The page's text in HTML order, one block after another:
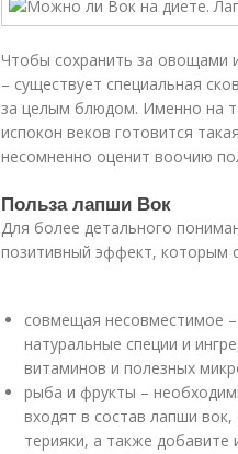
Чтобы сохранить за овощами
– существует специальная
за целым блюдом. Именно на
испокон веков готовится
несомненно оценит воочию
Польза лапши Вок
Для более детального
позитивный эффект, которым
совмещая несовместимое
натуральные специи и
витаминов и полезных
рыба и фрукты –
входят в состав лапши
терияки, а также